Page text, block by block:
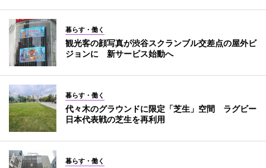
暮らす・働く
観光客の顔写真が渋谷スクランブル交差点の屋外ビ
ジョンに 新サービス始動へ
暮らす・働く
代々木のグラウンドに限定「芝生」空間 ラグビー
日本代表戦の芝生を再利用
暮らす・働く